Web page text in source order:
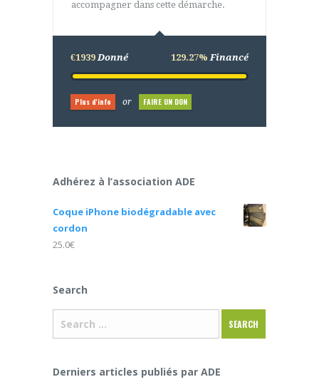
accompagner dans cette démarche.
€1939Donné 129.27% Financé
Plus d'info or FAIRE UN DON
Adhérez à l’association ADE
Coque iPhone biodégradable avec
cordon
25.0€
Search
Derniers articles publiés par ADE